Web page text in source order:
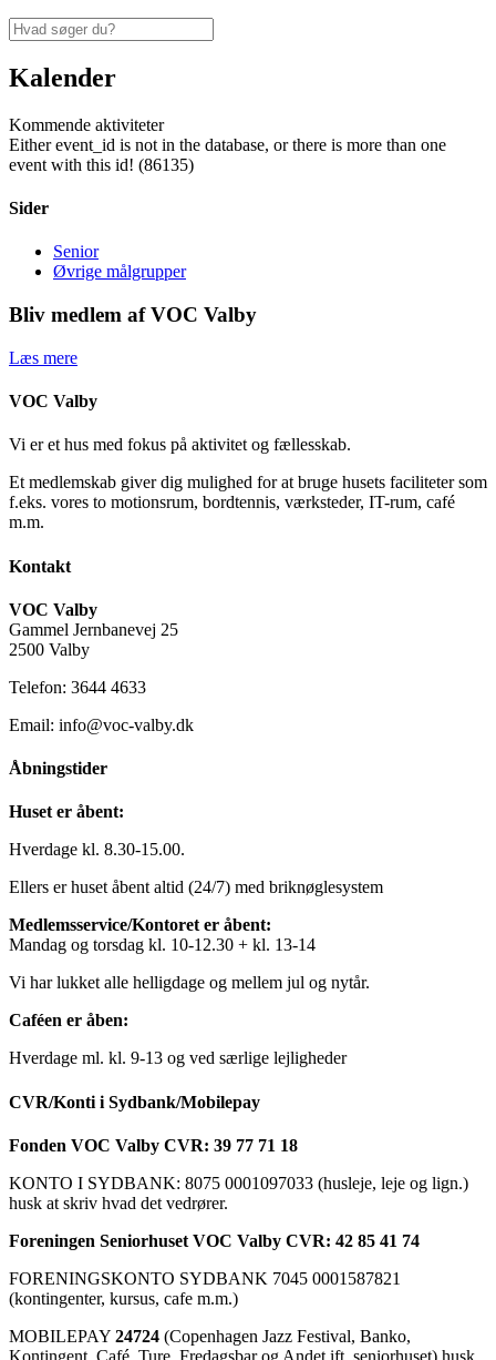
Kalender
Kommende aktiviteter
Either event_id is not in the database, or there is more than one
event with this id! (86135)
Sider
Senior
Øvrige målgrupper
Bliv medlem af VOC Valby
Læs mere
VOC Valby
Vi er et hus med fokus på aktivitet og fællesskab.
Et medlemskab giver dig mulighed for at bruge husets faciliteter som
f.eks. vores to motionsrum, bordtennis, værksteder, IT-rum, café
m.m.
Kontakt
VOC Valby
Gammel Jernbanevej 25
2500 Valby
Telefon: 3644 4633
Email: info@voc-valby.dk
Åbningstider
Huset er åbent:
Hverdage kl. 8.30-15.00.
Ellers er huset åbent altid (24/7) med briknøglesystem
Medlemsservice/Kontoret er åbent:
Mandag og torsdag kl. 10-12.30 + kl. 13-14
Vi har lukket alle helligdage og mellem jul og nytår.
Caféen er åben:
Hverdage ml. kl. 9-13 og ved særlige lejligheder
CVR/Konti i Sydbank/Mobilepay
Fonden VOC Valby CVR: 39 77 71 18
KONTO I SYDBANK: 8075 0001097033 (husleje, leje og lign.)
husk at skriv hvad det vedrører.
Foreningen Seniorhuset VOC Valby CVR: 42 85 41 74
FORENINGSKONTO SYDBANK 7045 0001587821
(kontingenter, kursus, cafe m.m.)
MOBILEPAY 24724 (Copenhagen Jazz Festival, Banko,
Kontingent, Café, Ture, Fredagsbar og Andet ift. seniorhuset) husk